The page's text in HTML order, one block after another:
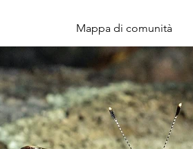
Mappa di comunità